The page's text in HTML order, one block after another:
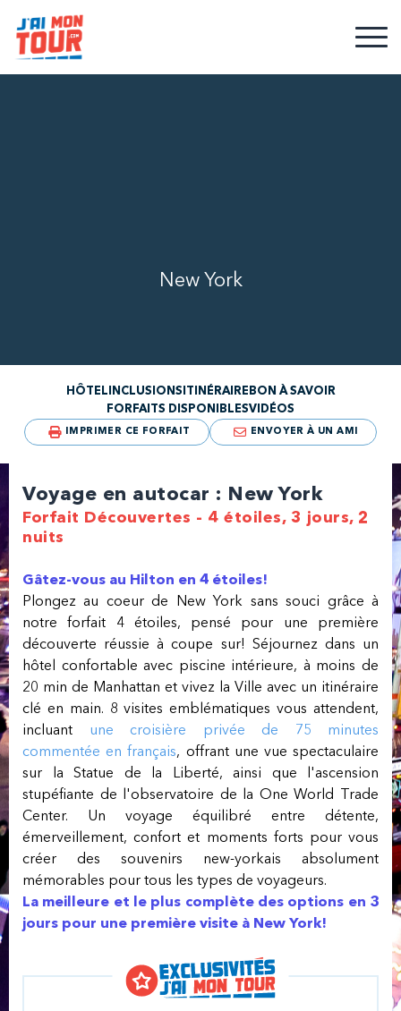
New York
HÔTEL INCLUSIONS ITINÉRAIRE BON À SAVOIR
FORFAITS DISPONIBLESVIDÉOS
IMPRIMER CE FORFAIT ENVOYER À UN AMI
Voyage en autocar : New York
Forfait Découvertes - 4 étoiles, 3 jours, 2
nuits
Gâtez-vous au Hilton en 4 étoiles!
Plongez au coeur de New York sans souci grâce à
notre forfait 4 étoiles, pensé pour une première
découverte réussie à coupe sur! Séjournez dans un
hôtel confortable avec piscine intérieure, à moins de
20 min de Manhattan et vivez la Ville avec un itinéraire
clé en main. 8 visites emblématiques vous attendent,
incluant une croisière privée de 75 minutes
commentée en français, offrant une vue spectaculaire
sur la Statue de la Liberté, ainsi que l'ascension
stupéfiante de l'observatoire de la One World Trade
Center. Un voyage équilibré entre détente,
émerveillement, confort et moments forts pour vous
créer des souvenirs new-yorkais absolument
mémorables pour tous les types de voyageurs.
La meilleure et le plus complète des options en 3
jours pour une première visite à New York!